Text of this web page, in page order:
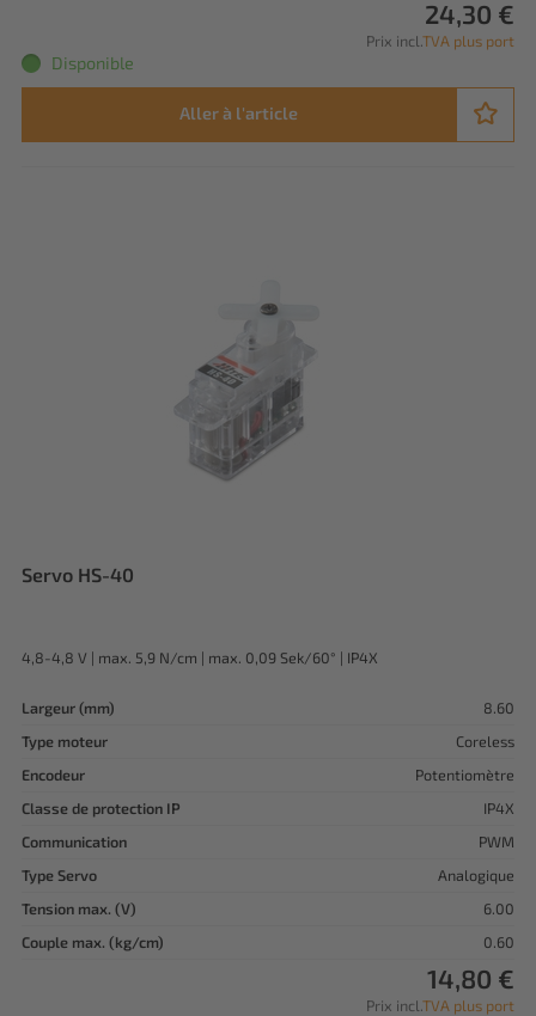
24,30 €
Prix incl. TVA plus port
Disponible
Aller à l'article
Servo HS-40
4,8-4,8 V | max. 5,9 N/cm | max. 0,09 Sek/60° | IP4X
Largeur (mm)
8.60
Type moteur
Coreless
Encodeur
Potentiomètre
Classe de protection IP
IP4X
Communication
PWM
Type Servo
Analogique
Tension max. (V)
6.00
Couple max. (kg/cm)
0.60
14,80 €
Prix incl. TVA plus port